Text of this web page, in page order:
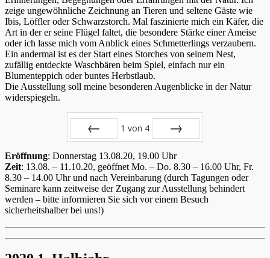
zeige ungewöhnliche Zeichnung an Tieren und seltene Gäste wie
Ibis, Löffler oder Schwarzstorch. Mal faszinierte mich ein Käfer, die
Art in der er seine Flügel faltet, die besondere Stärke einer Ameise
oder ich lasse mich vom Anblick eines Schmetterlings verzaubern.
Ein andermal ist es der Start eines Storches von seinem Nest,
zufällig entdeckte Waschbären beim Spiel, einfach nur ein
Blumenteppich oder buntes Herbstlaub.
Die Ausstellung soll meine besonderen Augenblicke in der Natur
widerspiegeln.
1 von 4
Eröffnung: Donnerstag 13.08.20, 19.00 Uhr
Zeit: 13.08. – 11.10.20, geöffnet Mo. – Do. 8.30 – 16.00 Uhr, Fr.
8.30 – 14.00 Uhr und nach Vereinbarung (durch Tagungen oder
Seminare kann zeitweise der Zugang zur Ausstellung behindert
werden – bitte informieren Sie sich vor einem Besuch
sicherheitshalber bei uns!)